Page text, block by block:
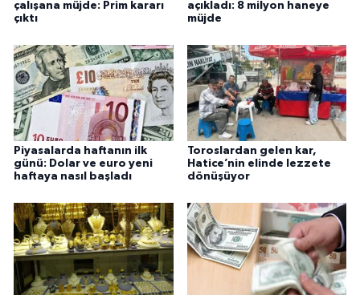
çalışana müjde: Prim kararı
çıktı
açıkladı: 8 milyon haneye
müjde
Piyasalarda haftanın ilk
günü: Dolar ve euro yeni
haftaya nasıl başladı
Toroslardan gelen kar,
Hatice’nin elinde lezzete
dönüşüyor